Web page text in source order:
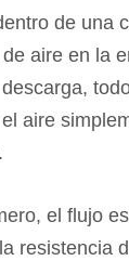
de una
aire en la
aire
el flujo
resistencia